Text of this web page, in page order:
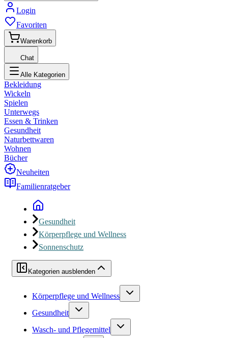
Login
Favoriten
Warenkorb
Chat
Alle Kategorien
Bekleidung
Wickeln
Spielen
Unterwegs
Essen & Trinken
Gesundheit
Naturbettwaren
Wohnen
Bücher
Neuheiten
Familienratgeber
Gesundheit
Körperpflege und Wellness
Sonnenschutz
Kategorien ausblenden
Körperpflege und Wellness
Gesundheit
Wasch- und Pflegemittel